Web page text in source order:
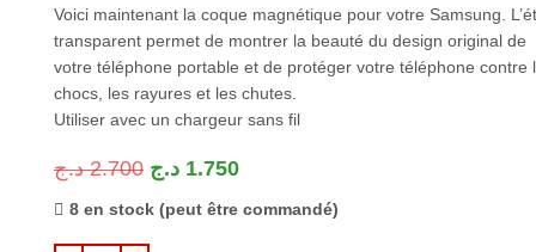
Voici maintenant la coque magnétique pour votre Samsung.
transparent permet de montrer la beauté du design original de
votre téléphone portable et de protéger votre téléphone contre
chocs, les rayures et les chutes.
Utiliser avec un chargeur sans fil
2.700 د.ج 1.750 د.ج
8 en stock (peut être commandé)